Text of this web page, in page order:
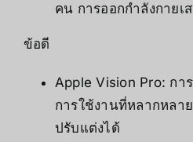
คน การออกกำลังกายเ
ข้อดี
Apple Vision Pro: กา
การใช้งานที่หลากหลา
ปรับแต่งได้